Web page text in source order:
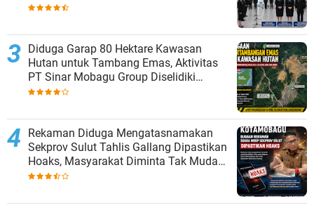
Diduga Garap 80 Hektare Kawasan
Hutan untuk Tambang Emas, Aktivitas
PT Sinar Mobagu Group Diselidiki
Aparat
Rekaman Diduga Mengatasnamakan
Sekprov Sulut Tahlis Gallang Dipastikan
Hoaks, Masyarakat Diminta Tak Mudah
Percaya